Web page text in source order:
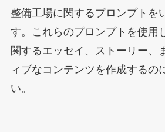
整備工場に関するプロンプトを
す。これらのプロンプトを使用
関するエッセイ、ストーリー、
ィブなコンテンツを作成するの
い。